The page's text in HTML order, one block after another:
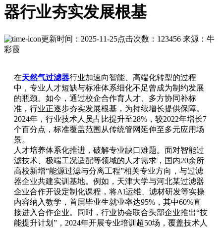
器行业夯实发展根基
更新时间：2025-11-25点击次数：123456 来源：牛
彩霞
在天然气过滤器行业加速向智能、高端化转型的过程
中，专业人才短缺与标准体系细化不足曾成为制约发展
的瓶颈。如今，通过校企合作育人才、多方协同补标
准，行业正逐步夯实发展根基，为持续增长提供保障。
2024年，行业技术人员占比提升至28%，较2022年增长7
个百分点，标准覆盖范围从传统管网延伸至多元应用场
景。
人才培养体系化推进，破解专业缺口难题。面对智能过
滤技术、极端工况适配等领域的人才需求，国内20余所
高校新增“能源过滤与分离工程”相关专业方向，与过滤
器企业共建实训基地。例如，天津大学与河北某过滤器
企业合作开设定制化课程，将AI运维、滤材研发等实操
内容纳入教学，首届毕业生就业率达95%，其中60%直
接进入合作企业。同时，行业协会联合头部企业推出“技
能提升计划”，2024年开展专业培训超50场，覆盖技术人